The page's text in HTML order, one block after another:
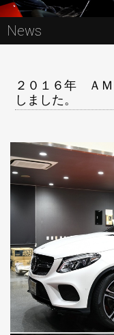
News
２０１６年 Ａ
しました。